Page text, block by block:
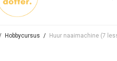
Hobbycursus / Huur naaimachine (7